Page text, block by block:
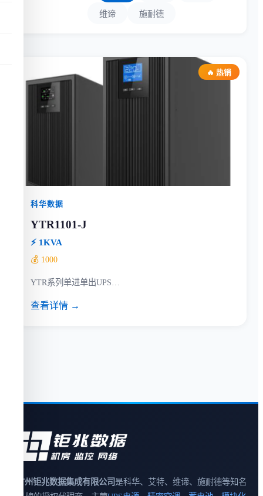
维谛 施耐德
🔥 热销
科华数据
YTR1101-J
⚡ 1KVA
💰 1000
YTR系列单进单出UPS…
查看详情 →
广州钜兆数据集成有限公司 是科华、艾特、维谛、施耐德等知名